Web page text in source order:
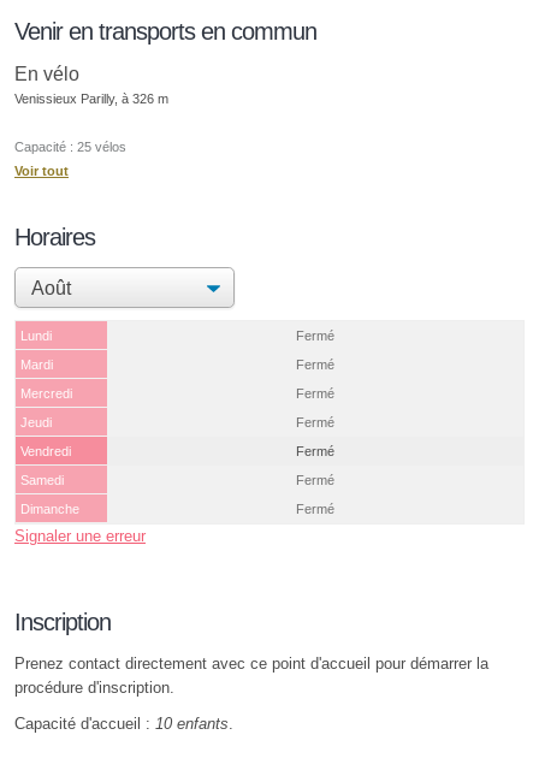
Venir en transports en commun
En vélo
Venissieux Parilly, à 326 m
Capacité : 25 vélos
Voir tout
Horaires
Lundi
Fermé
Mardi
Fermé
Mercredi
Fermé
Jeudi
Fermé
Vendredi
Fermé
Samedi
Fermé
Dimanche
Fermé
Signaler une erreur
Inscription
Prenez contact directement avec ce point d'accueil pour démarrer la
procédure d'inscription.
Capacité d'accueil : 10 enfants